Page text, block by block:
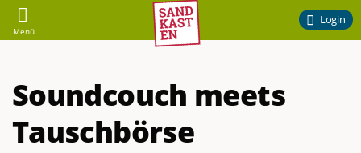
Sandkasten
Ehrenamtliches
Menü
Login
Soundcouch meets
Tauschbörse